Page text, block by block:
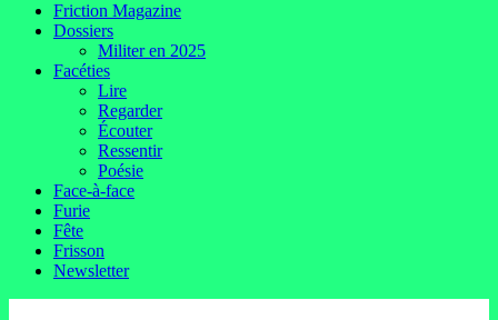
Friction Magazine
Dossiers
Militer en 2025
Facéties
Lire
Regarder
Écouter
Ressentir
Poésie
Face-à-face
Furie
Fête
Frisson
Newsletter